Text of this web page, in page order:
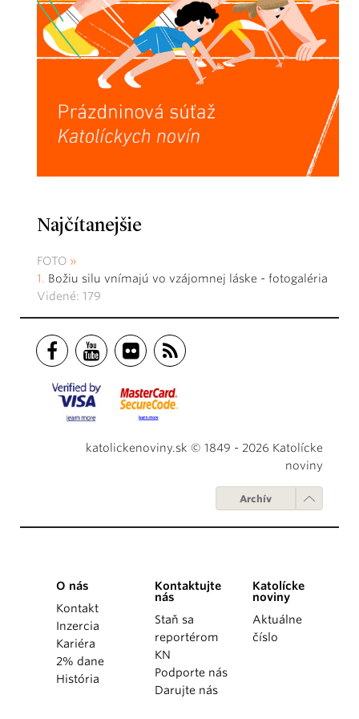
Najčítanejšie
FOTO
Božiu silu vnímajú vo vzájomnej láske - fotogaléria
Videné: 179
katolickenoviny.sk © 1849 - 2026 Katolícke
noviny
Archív
O nás
Kontakt
Inzercia
Kariéra
2% dane
História
Kontaktujte
nás
Staň sa
reportérom
KN
Podporte nás
Darujte nás
Katolícke
noviny
Aktuálne
číslo